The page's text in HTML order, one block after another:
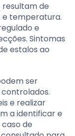
de
e temperatura.
e
Sintomas
estalos ao
ser
e realizar
a identificar e
de